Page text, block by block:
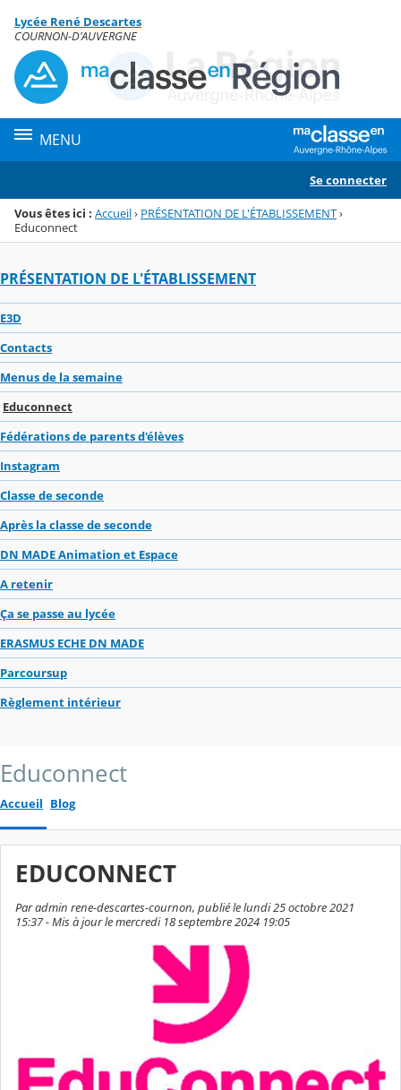
Menu de la rubrique
Contenu
Lycée René Descartes
COURNON-D'AUVERGNE
MENU
Se connecter
Vous êtes ici : Accueil› PRÉSENTATION DE L'ÉTABLISSEMENT›
Educonnect
PRÉSENTATION DE L'ÉTABLISSEMENT
E3D
Contacts
Menus de la semaine
Educonnect
Fédérations de parents d'élèves
Instagram
Classe de seconde
Après la classe de seconde
DN MADE Animation et Espace
A retenir
Ça se passe au lycée
ERASMUS ECHE DN MADE
Parcoursup
Règlement intérieur
Educonnect
Accueil Blog
EDUCONNECT
Par admin rene-descartes-cournon, publié le lundi 25 octobre 2021
15:37 - Mis à jour le mercredi 18 septembre 2024 19:05